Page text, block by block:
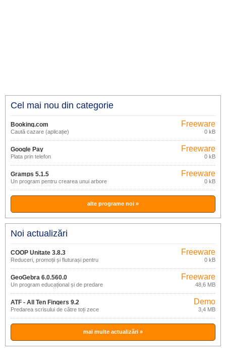
Cel mai nou din categorie
Booking.com
Caută cazare (aplicație)
Freeware
0 kB
Google Pay
Plata prin telefon
Freeware
0 kB
Gramps 5.1.5
Un program pentru crearea unui arbore
Freeware
0 kB
alte programe noi »
Noi actualizări
COOP Unitate 3.8.3
Reduceri, promoții și fluturași pentru
Freeware
0 kB
GeoGebra 6.0.560.0
Un program educațional și de predare
pentru matematică și geometrie
Freeware
48,6 MB
ATF - All Ten Fingers 9.2
Predarea scrisului de către toți zece
Demo
3,4 MB
mai multe actualizări »